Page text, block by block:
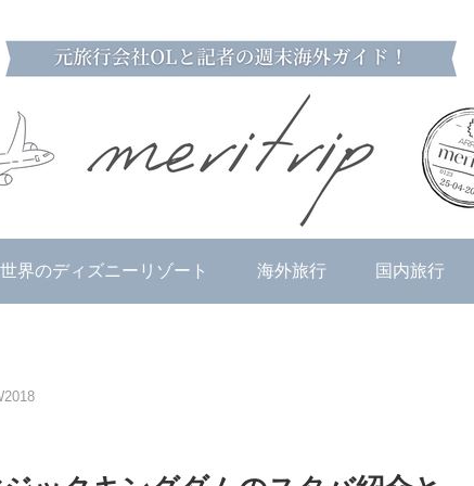
世界のディズニーリゾート 海外旅行 国内旅行